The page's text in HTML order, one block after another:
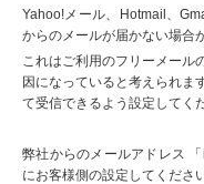
Yahoo!メール、Hotmail、
からのメールが届かない場合
これはご利用のフリーメール
因になっていると考えられま
て受信できるよう設定してく
弊社からのメールアドレス
にお客様側の設定してくださ